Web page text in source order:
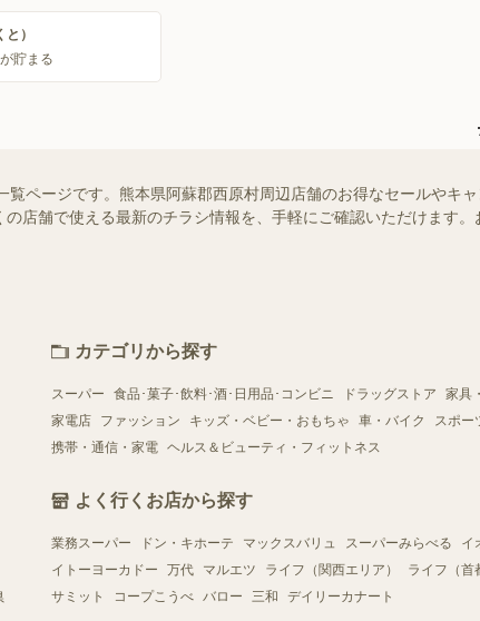
）
貯まる
ページです。熊本県阿蘇郡西原村周辺店舗のお得なセールやキ
店舗で使える最新のチラシ情報を、手軽にご確認いただけます。
カテゴリから探す
スーパー 食品･菓子･飲料･酒･日用品･コンビニ ドラッグストア
家具
家電店
ファッション キッズ・ベビー・おもちゃ 車・バイク
スポー
携帯・通信・家電 ヘルス＆ビューティ・フィットネス
よく行くお店から探す
業務スーパー ドン・キホーテ マックスバリュ スーパーみらべる
イ
イトーヨーカドー
万代 マルエツ ライフ（関西エリア）
ライフ（首
サミット
コープこうべ バロー 三和 デイリーカナート